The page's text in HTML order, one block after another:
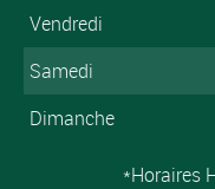
Vendredi
Samedi
Dimanche
*Horaires